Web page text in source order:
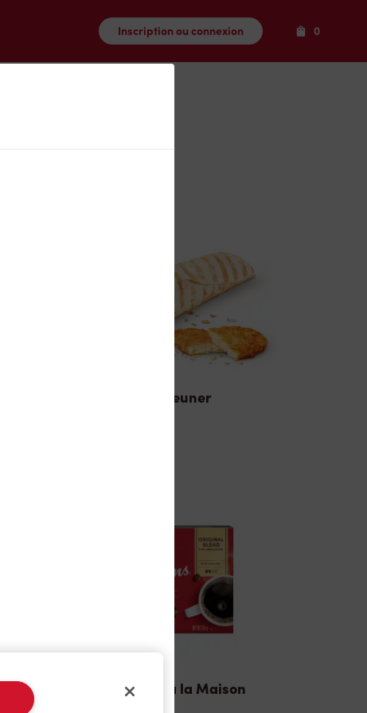
Inscription ou connexion 0Produits
Déjeuner
TimMD à la Maison